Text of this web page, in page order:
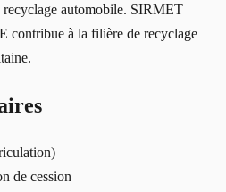
recyclage automobile. SIRMET
à la filière de recyclage
de cession